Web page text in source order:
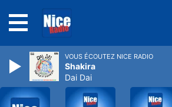
VOUS ÉCOUTEZ NICE RADIO
Shakira
Dai Dai